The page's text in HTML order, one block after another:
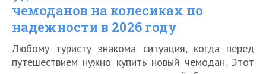
чемоданов на колесиках по
надежности в 2026 году
Любому туристу знакома ситуация, когда перед
путешествием нужно купить новый чемодан. Этот